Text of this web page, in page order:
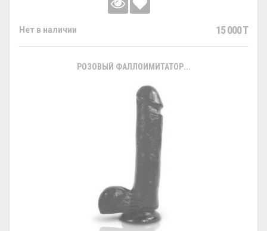
Нет в наличии 15 000 T
РОЗОВЫЙ ФАЛЛОИМИТАТОР...